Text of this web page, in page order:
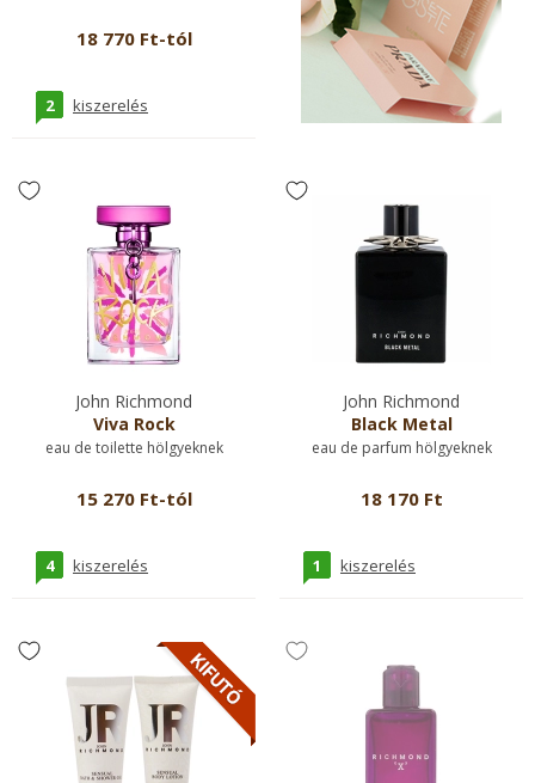
18 770 Ft-tól
2 kiszerelés
John Richmond
Viva Rock
eau de toilette hölgyeknek
15 270 Ft-tól
4 kiszerelés
John Richmond
Black Metal
eau de parfum hölgyeknek
18 170 Ft
1 kiszerelés